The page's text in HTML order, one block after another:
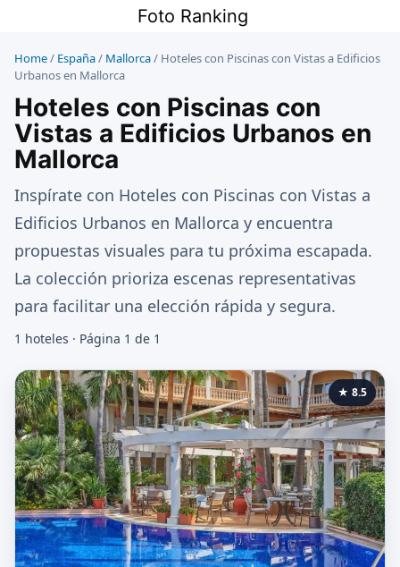
contenido
Foto Ranking
Home/ España/ Mallorca/ Hoteles con Piscinas con Vistas a Edificios
Urbanos en Mallorca
Hoteles con Piscinas con
Vistas a Edificios Urbanos en
Mallorca
Inspírate con Hoteles con Piscinas con Vistas a
Edificios Urbanos en Mallorca y encuentra
propuestas visuales para tu próxima escapada.
La colección prioriza escenas representativas
para facilitar una elección rápida y segura.
1 hoteles · Página 1 de 1
★ 8.5